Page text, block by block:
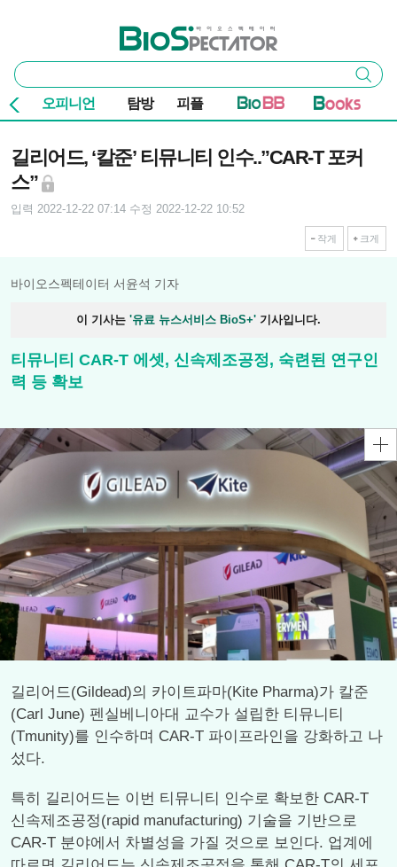
바이오스펙테이터
통
합
검
색
검색
오피니언 탐방 피플
길리어드, ‘칼준’ 티뮤니티 인수..”CAR-T 포커
스”
입력 2022-12-22 07:14 수정 2022-12-22 10:52
작게 크게
바이오스펙테이터 서윤석 기자
이 기사는 '유료 뉴스서비스 BioS+' 기사입니다.
티뮤니티 CAR-T 에셋, 신속제조공정, 숙련된 연구인
력 등 확보
길리어드(Gildead)의 카이트파마(Kite Pharma)가 칼준
(Carl June) 펜실베니아대 교수가 설립한 티뮤니티
(Tmunity)를 인수하며 CAR-T 파이프라인을 강화하고 나
섰다.
특히 길리어드는 이번 티뮤니티 인수로 확보한 CAR-T
신속제조공정(rapid manufacturing) 기술을 기반으로
CAR-T 분야에서 차별성을 가질 것으로 보인다. 업계에